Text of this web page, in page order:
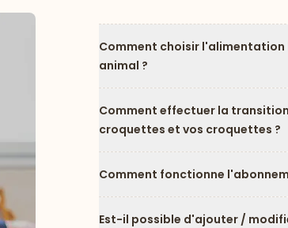
Comment choisir l'alimentation
animal ?
Comment effectuer la
croquettes et vos croquettes ?
Comment fonctionne
Est-il possible d'ajouter /